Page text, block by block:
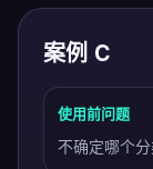
案例 C
使用前问题
不确定哪个